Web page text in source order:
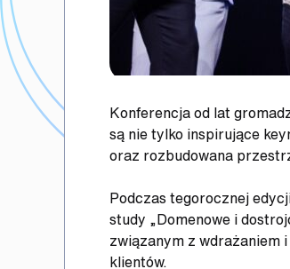
Konferencja od lat
są nie tylko inspirujące
oraz rozbudowana
Podczas tegorocznej
study „Domenowe i
związanym z wdrażaniem
klientów.